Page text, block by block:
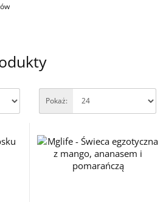
Pokaż: